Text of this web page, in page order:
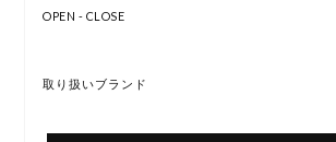
OPEN - CLOSE
取り扱いブランド